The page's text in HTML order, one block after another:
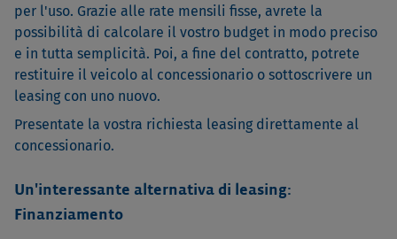
per l'uso. Grazie alle rate mensili fisse, avrete la
possibilità di calcolare il vostro budget in modo preciso
e in tutta semplicità. Poi, a fine del contratto, potrete
restituire il veicolo al concessionario o sottoscrivere un
leasing con uno nuovo.
Presentate la vostra richiesta leasing direttamente al
concessionario.
Un'interessante alternativa di leasing:
Finanziamento